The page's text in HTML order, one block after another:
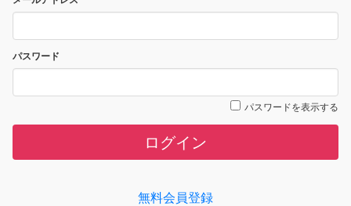
パスワード
パスワードを表示する
ログイン
無料会員登録